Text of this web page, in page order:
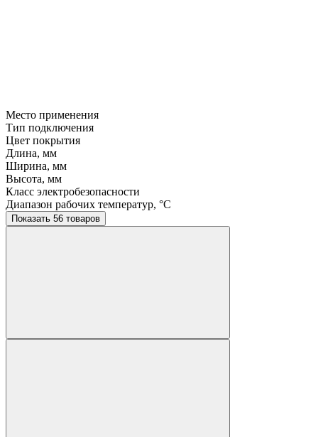
Место применения
Тип подключения
Цвет покрытия
Длина, мм
Ширина, мм
Высота, мм
Класс электробезопасности
Диапазон рабочих температур, °C
Показать 56 товаров